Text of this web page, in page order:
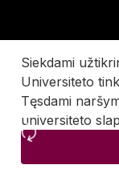
Siekdami
Universiteto
Tęsdami
universiteto